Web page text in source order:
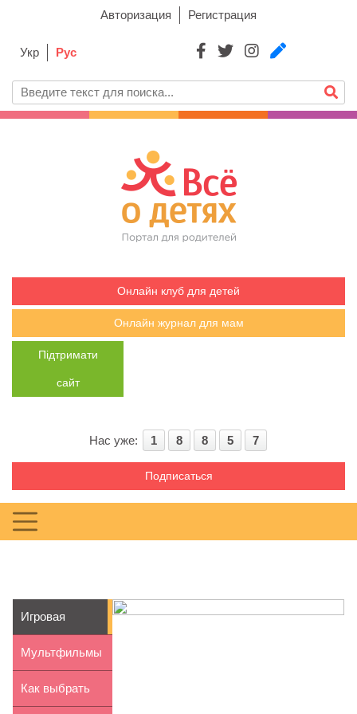
Авторизация Регистрация
Укр Рус
Онлайн клуб для детей
Онлайн журнал для мам
Підтримати
сайт
Нас уже: 1 8 8 5 7
Подписаться
Игровая
консоль или
ПК: преимущ...
Мультфильмы
для детей.
Как выбрать